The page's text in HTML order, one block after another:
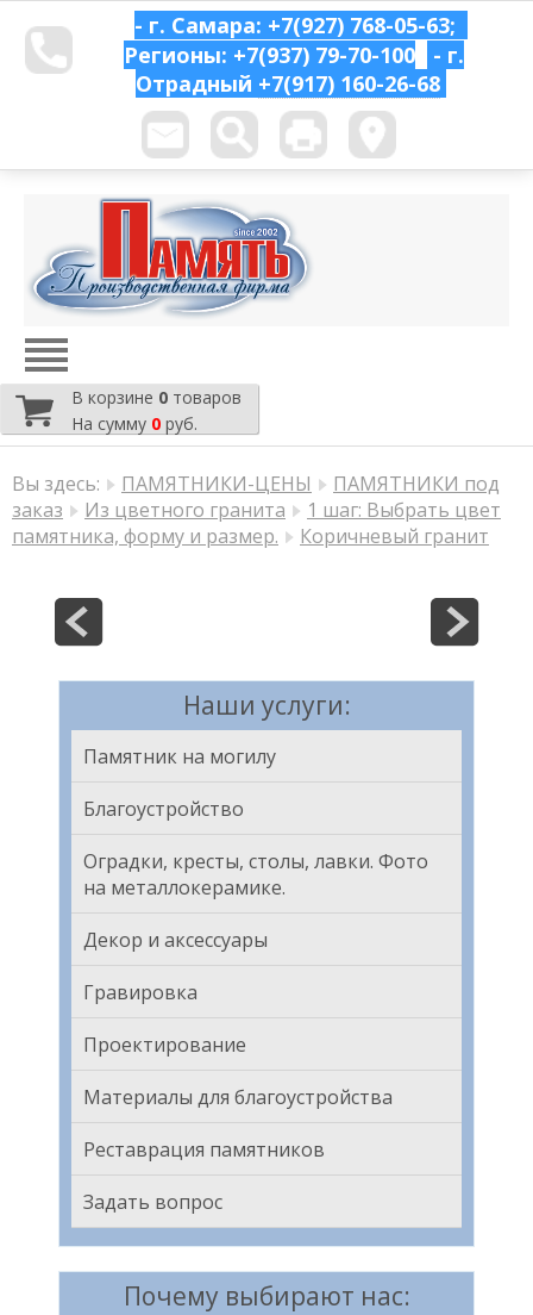
- г. Самара: +7(927) 768-05-63;
Регионы: +7(937) 79-70-100
- г.
Отрадный +7(917) 160-26-68
В корзине 0 товаров
На сумму 0 руб.
Вы здесь: ПАМЯТНИКИ-ЦЕНЫ
ПАМЯТНИКИ под
заказ
Из цветного гранита
1 шаг: Выбрать цвет
памятника, форму и размер.
Коричневый гранит
Наши услуги:
Памятник на могилу
Благоустройство
Оградки, кресты, столы, лавки. Фото
на металлокерамике.
Декор и аксессуары
Гравировка
Проектирование
Материалы для благоустройства
Реставрация памятников
Задать вопрос
Почему выбирают нас: